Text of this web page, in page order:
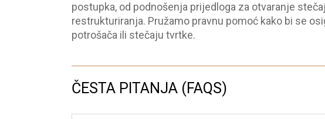
postupka, od podnošenja prijedloga za otvaranje
restrukturiranja. Pružamo pravnu pomoć kako bi se
potrošača ili stečaju tvrtke.
ČESTA PITANJA (FAQS)